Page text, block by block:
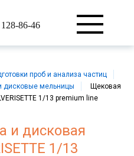
86-46
проб и анализа частиц
дисковые мельницы
Щековая
1/13 premium line
и дисковая
1/13